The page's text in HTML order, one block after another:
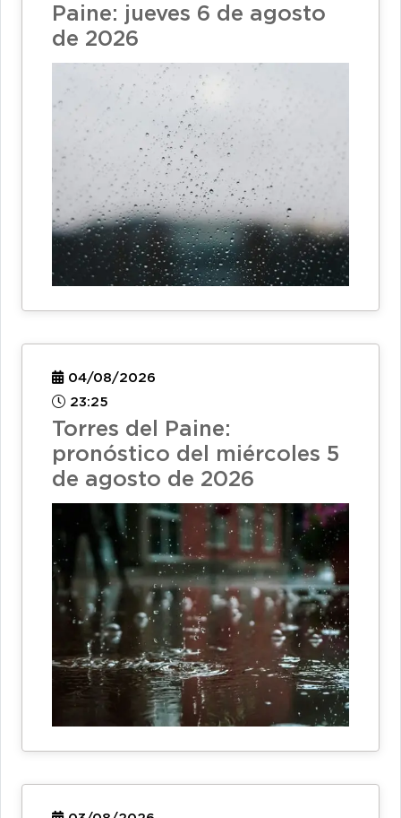
Paine: jueves 6 de agosto
de 2026
04/08/2026
23:25
Torres del Paine:
pronóstico del miércoles 5
de agosto de 2026